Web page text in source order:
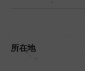
所在地